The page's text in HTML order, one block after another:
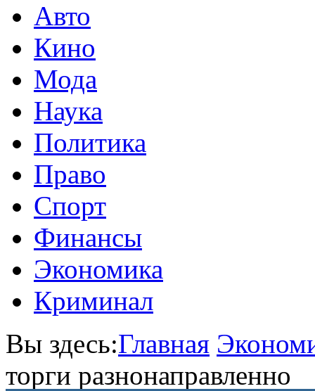
Авто
Кино
Мода
Наука
Политика
Право
Спорт
Финансы
Экономика
Криминал
Вы здесь:Главная
торги разнонаправленно